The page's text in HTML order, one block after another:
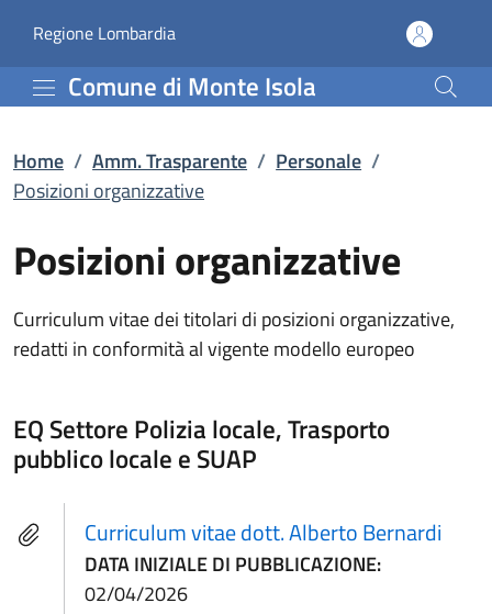
Posizioni organizzative
Regione Lombardia(apre in un'altra scheda).
Comune di Monte Isola
Home / Amm. Trasparente / Personale /
Posizioni organizzative
Posizioni organizzative
Curriculum vitae dei titolari di posizioni organizzative,
redatti in conformità al vigente modello europeo
EQ Settore Polizia locale, Trasporto
pubblico locale e SUAP
Curriculum vitae dott. Alberto Bernardi
DATA INIZIALE DI PUBBLICAZIONE:
02/04/2026